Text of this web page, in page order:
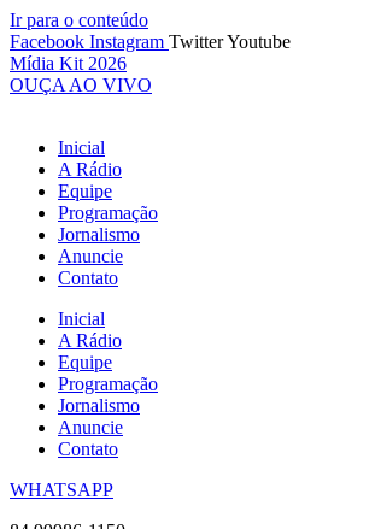
Ir para o conteúdo
Facebook Instagram TwitterYoutube
Mídia Kit 2026
OUÇA AO VIVO
Inicial
A Rádio
Equipe
Programação
Jornalismo
Anuncie
Contato
Inicial
A Rádio
Equipe
Programação
Jornalismo
Anuncie
Contato
WHATSAPP